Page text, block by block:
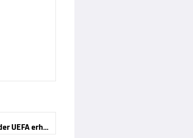
Kompany wird von der UEFA erhört